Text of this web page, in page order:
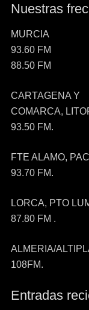
Nuestras
MURCIA
93.60 FM
88.50 FM
CARTAGENA Y
COMARCA,
93.50 FM.
FTE ALAMO,
93.70 FM.
LORCA, PTO
87.80 FM .
ALMERIA/
108FM.
Entradas